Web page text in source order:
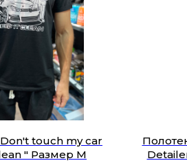
touch my car
" Размер M